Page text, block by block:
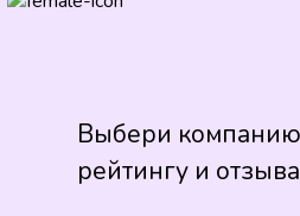
Выбери
рейтингу и